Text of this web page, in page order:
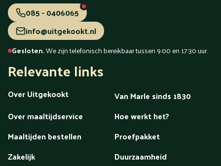
085 - 0406065
info@uitgekookt.nl
Gesloten.We zijn telefonisch bereikbaar tussen 9:00 en 17:30 uur.
Relevante links
Over Uitgekookt
Van Marle sinds 1830
Over maaltijdservice
Hoe werkt het?
Maaltijden bestellen
Proefpakket
Zakelijk
Duurzaamheid